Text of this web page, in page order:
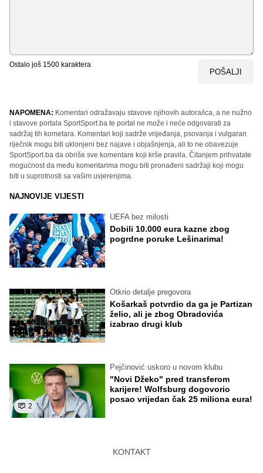
Ostalo još 1500 karaktera
POŠALJI
NAPOMENA: Komentari odražavaju stavove njihovih autora/ica, a ne nužno
i stavove portala SportSport.ba te portal ne može i neće odgovarati za
sadržaj tih kometara. Komentari koji sadrže vrijeđanja, psovanja i vulgaran
riječnik mogu biti uklonjeni bez najave i objašnjenja, ali to ne obavezuje
SportSport.ba da obriše sve komentare koji krše pravila. Čitanjem prihvatate
mogućnost da među komentarima mogu biti pronađeni sadržaji koji mogu
biti u suprotnosti sa vašim uvjerenjima.
NAJNOVIJE VIJESTI
UEFA bez milosti
Dobili 10.000 eura kazne zbog
pogrdne poruke Lešinarima!
Otkrio detalje pregovora
Košarkaš potvrdio da ga je Partizan
želio, ali je zbog Obradovića
izabrao drugi klub
2
Pejčinović uskoro u novom klubu
"Novi Džeko" pred transferom
karijere! Wolfsburg dogovorio
posao vrijedan čak 25 miliona eura!
KONTAKT